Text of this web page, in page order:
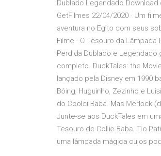
Dublado Legendado Download
GetFilmes 22/04/2020 · Um
aventura no Egito com seus
Filme - O Tesouro da Lâmpada
Perdida Dublado e Legendado
completo. DuckTales: the
lançado pela Disney em 1990
Bóing, Huguinho, Zezinho e
do Coolei Baba. Mas Merlock
Junte-se aos DuckTales em
Tesouro de Collie Baba. Tio
uma lâmpada mágica cujos